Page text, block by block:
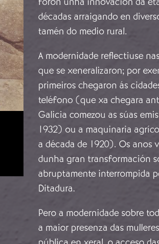
décadas arraigando en
tamén do medio rural.
A modernidade reflectiuse
que se xeneralizaron; por
primeiros chegaron ás
teléfono (que xa chegara
Galicia comezou as súas
1932) ou a maquinaria
a década de 1920). Os
dunha gran transformación
abruptamente interrompida
Ditadura.
Pero a modernidade sobre
a maior presenza das